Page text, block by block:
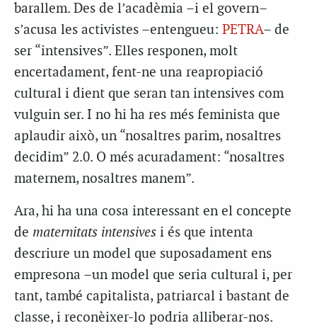
barallem. Des de l’acadèmia –i el govern–
s’acusa les activistes –entengueu: PETRA– de
ser “intensives”. Elles responen, molt
encertadament, fent-ne una reapropiació
cultural i dient que seran tan intensives com
vulguin ser. I no hi ha res més feminista que
aplaudir això, un “nosaltres parim, nosaltres
decidim” 2.0. O més acuradament: “nosaltres
maternem, nosaltres manem”.
Ara, hi ha una cosa interessant en el concepte
de maternitats intensives i és que intenta
descriure un model que suposadament ens
empresona –un model que seria cultural i, per
tant, també capitalista, patriarcal i bastant de
classe, i reconèixer-lo podria alliberar-nos.